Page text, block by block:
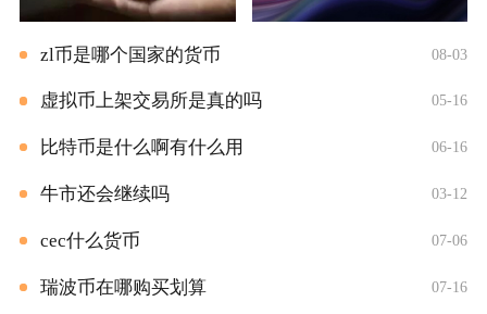
zl币是哪个国家的货币 08-03
虚拟币上架交易所是真的吗 05-16
比特币是什么啊有什么用 06-16
牛市还会继续吗 03-12
cec什么货币 07-06
瑞波币在哪购买划算 07-16